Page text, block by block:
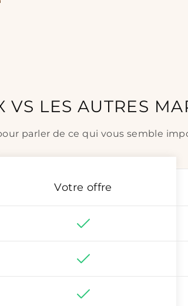
VS LES AUTRES
parler de ce qui vous semble
Votre offre